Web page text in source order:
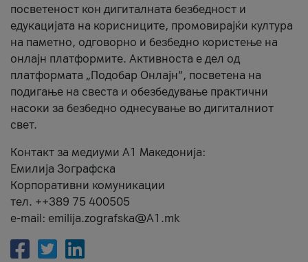
посветеност кон дигиталната безбедност и
едукацијата на корисниците, промовирајќи култура
на паметно, одговорно и безбедно користење на
онлајн платформите. Активноста е дел од
платформата „Подобар Онлајн“, посветена на
подигање на свеста и обезбедување практични
насоки за безбедно однесување во дигиталниот
свет.
Контакт за медиуми А1 Македонија:
Емилија Зографска
Корпоративни комуникации
тел. ++389 75 400505
e-mail: emilija.zografska@A1.mk